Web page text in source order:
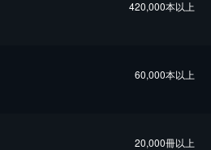
420,000本以上
60,000本以上
20,000冊以上